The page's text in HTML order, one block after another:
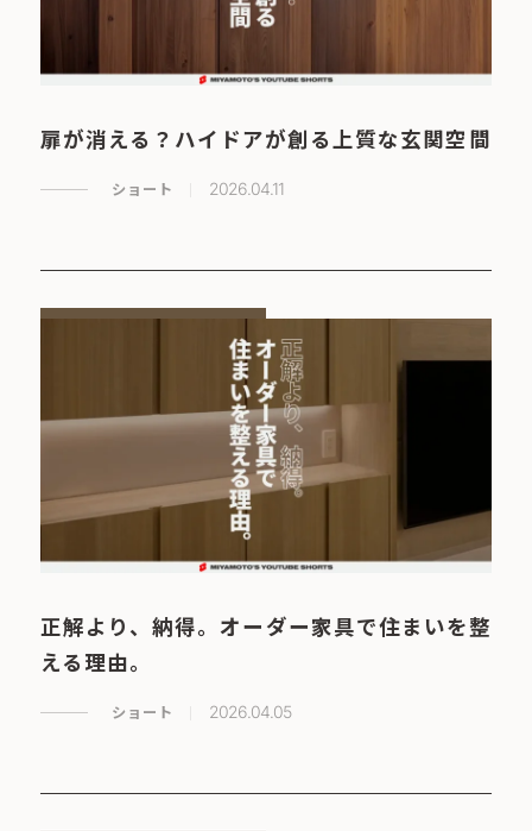
扉が消える？ハイドアが創る上質な玄関空間
ショート 2026.04.11
正解より、納得。オーダー家具で住まいを整
える理由。
ショート 2026.04.05